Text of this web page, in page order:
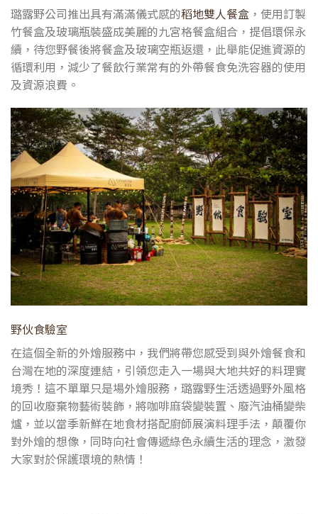
璐露野公司推出具有滿滿儀式感的稻地雙人餐盒 ，使用訂製
竹餐盒及玻璃瓶裝盛成美麗的九宮格餐盒組合，提倡環保永
續，待您野餐後將餐盒及玻璃空瓶返還，此舉能促進資源的
循環利用，減少了餐飲行業常有的外帶餐食免洗容器的使用
及資源浪費。
野伙食驗室
在這個全新的外燴服務中，我們將帶您感受到與外燴餐食和
台灣在地的深度連結，引領您走入一場與大地共好的料理實
境秀！這不單單只是場外燴服務，璐露野生活透過野外風格
的回收廢棄物藝術裝飾，將咖啡麻袋變裝置、廢汽油桶變柴
爐，並以當季新鮮在地食材搭配廚師展演料理手法，顛覆你
對外燴的想像，同時向社會傳遞綠色永續生活的理念，激發
大家對於保護環境的熱情！